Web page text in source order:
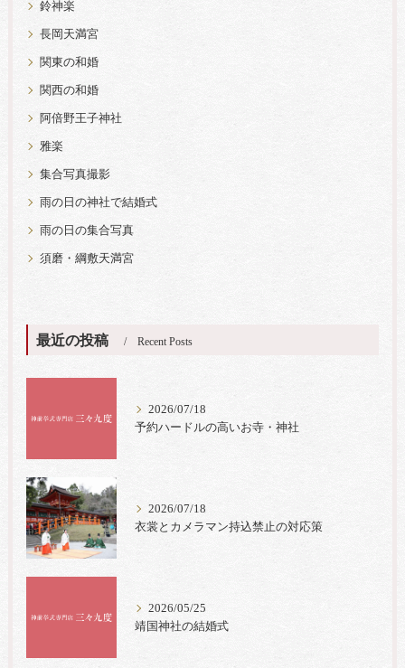
鈴神楽
長岡天満宮
関東の和婚
関西の和婚
阿倍野王子神社
雅楽
集合写真撮影
雨の日の神社で結婚式
雨の日の集合写真
須磨・綱敷天満宮
最近の投稿 Recent Posts
2026/07/18
予約ハードルの高いお寺・神社
2026/07/18
衣裳とカメラマン持込禁止の対応策
2026/05/25
靖国神社の結婚式